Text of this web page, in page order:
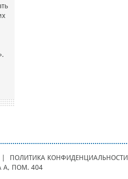
| ПОЛИТИКА КОНФИДЕНЦИАЛЬНОСТИ
А, ПОМ. 404